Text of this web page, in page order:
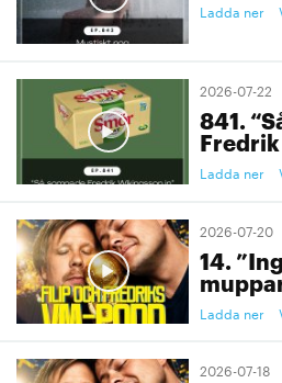
Ladda ner
2026-07-22
841.
Ladda ner
2026-07-20
14.
Ladda ner
2026-07-18